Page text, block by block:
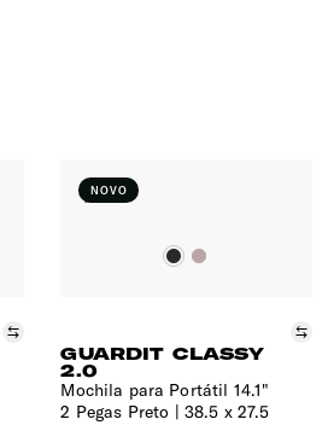
NOVO
GUARDIT CLASSY
2.0
Mochila para Portátil 14.1"
2 Pegas Preto
38.5 x 27.5